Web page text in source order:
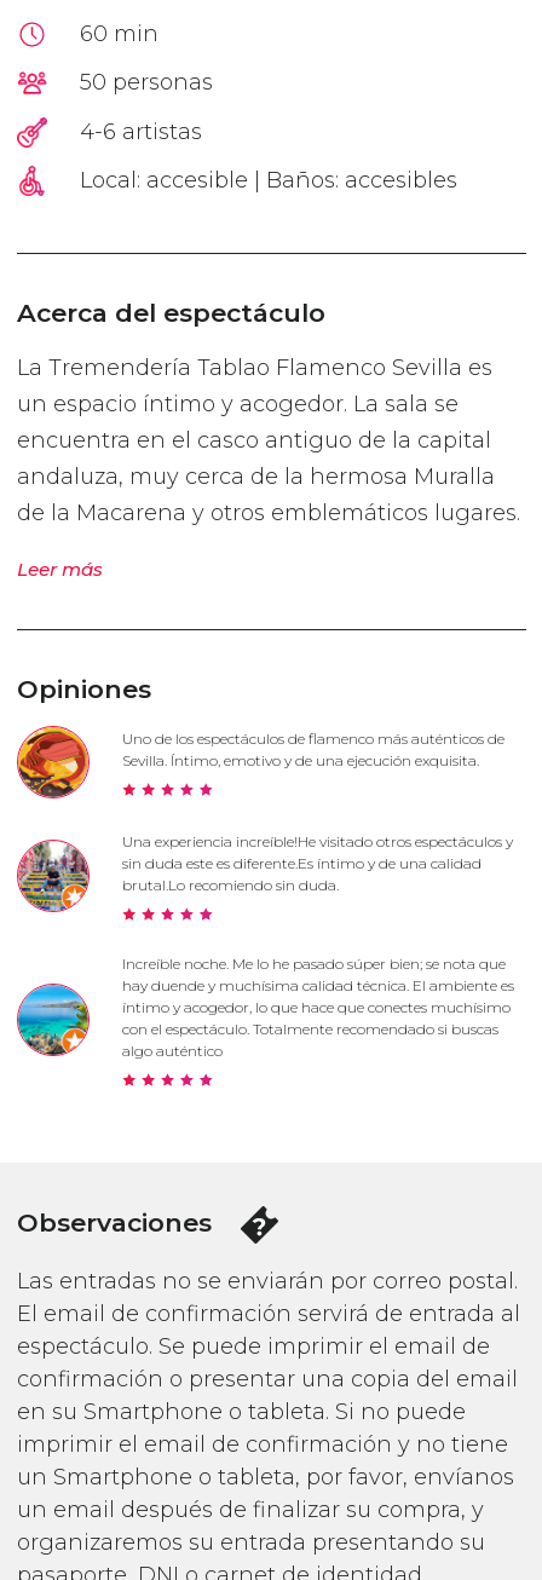
60 min
50 personas
4-6 artistas
Local: accesible | Baños: accesibles
Acerca del espectáculo
La Tremendería Tablao Flamenco Sevilla es
un espacio íntimo y acogedor. La sala se
encuentra en el casco antiguo de la capital
andaluza, muy cerca de la hermosa Muralla
de la Macarena y otros emblemáticos lugares.
Leer más
Opiniones
Uno de los espectáculos de flamenco más auténticos de
Sevilla. Íntimo, emotivo y de una ejecución exquisita.
Una experiencia increíble!He visitado otros espectáculos y
sin duda este es diferente.Es íntimo y de una calidad
brutal.Lo recomiendo sin duda.
Increíble noche. Me lo he pasado súper bien; se nota que
hay duende y muchísima calidad técnica. El ambiente es
íntimo y acogedor, lo que hace que conectes muchísimo
con el espectáculo. Totalmente recomendado si buscas
algo auténtico
Observaciones
Las entradas no se enviarán por correo postal.
El email de confirmación servirá de entrada al
espectáculo. Se puede imprimir el email de
confirmación o presentar una copia del email
en su Smartphone o tableta. Si no puede
imprimir el email de confirmación y no tiene
un Smartphone o tableta, por favor, envíanos
un email después de finalizar su compra, y
organizaremos su entrada presentando su